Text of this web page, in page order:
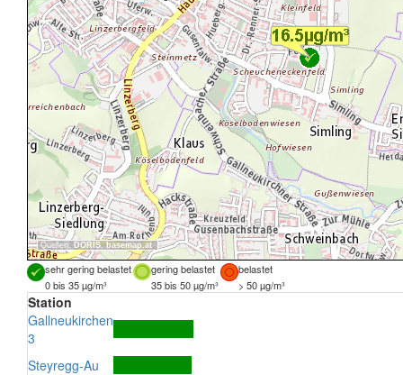
Quellen: DORIS, basemap.at
sehr gering belastet gering belastet
belastet
0 bis 35 µg/m³
35 bis 50 µg/m³ > 50 µg/m³
Station
Gallneukirchen
3
Steyregg-Au